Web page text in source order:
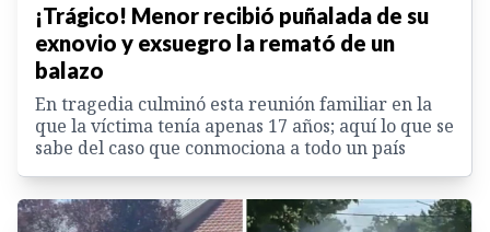
¡Trágico! Menor recibió puñalada de su
exnovio y exsuegro la remató de un
balazo
En tragedia culminó esta reunión familiar en la
que la víctima tenía apenas 17 años; aquí lo que se
sabe del caso que conmociona a todo un país